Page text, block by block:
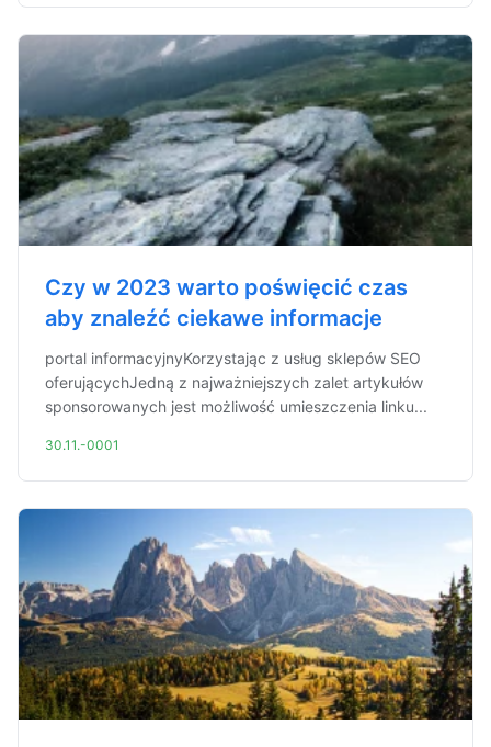
Czy w 2023 warto poświęcić czas
aby znaleźć ciekawe informacje
portal informacyjnyKorzystając z usług sklepów SEO
oferującychJedną z najważniejszych zalet artykułów
sponsorowanych jest możliwość umieszczenia linku...
30.11.-0001